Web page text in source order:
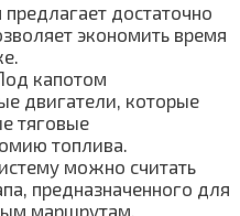
предлагает достаточно
экономить время
капотом
двигатели, которые
тяговые
топлива.
можно считать
предназначенного для
маршрутам.